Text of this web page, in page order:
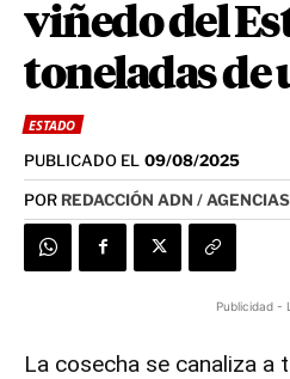
viñedo del
toneladas de
ESTADO
PUBLICADO EL 09/08/2025
POR REDACCIÓN ADN / AGENCIAS
Publicidad -
La cosecha se canaliza a